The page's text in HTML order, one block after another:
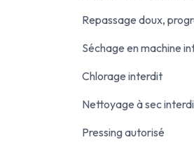
Repassage doux,
Séchage en machine
Chlorage interdit
Nettoyage à sec
Pressing autorisé